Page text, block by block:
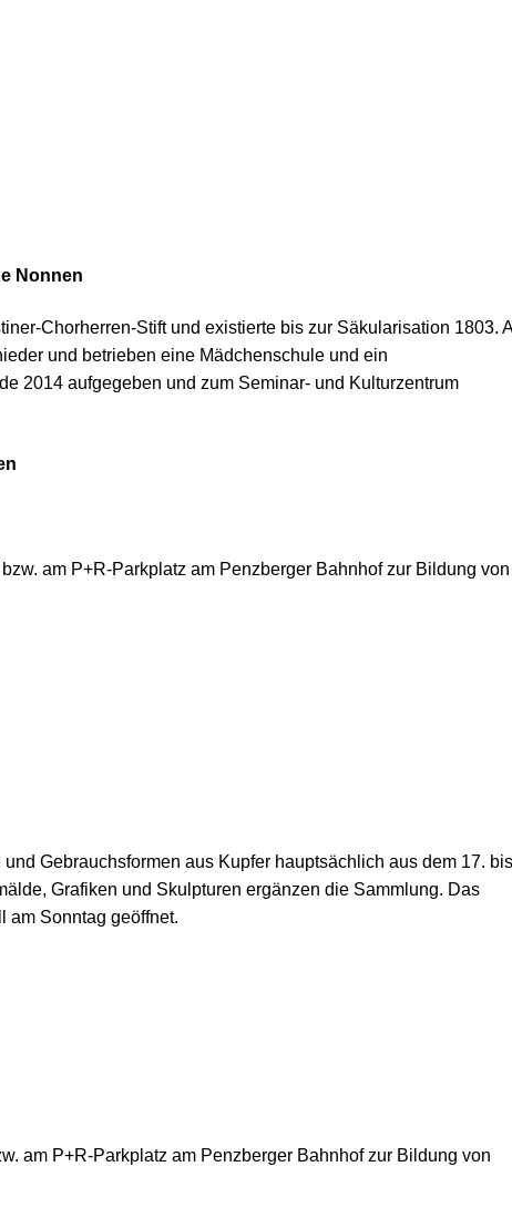
Nonnen
Chorherren-Stift und existierte bis zur Säkularisation 1803.
und betrieben eine Mädchenschule und ein
2014 aufgegeben und zum Seminar- und Kulturzentrum
am P+R-Parkplatz am Penzberger Bahnhof zur Bildung von
Gebrauchsformen aus Kupfer hauptsächlich aus dem 17. bis
Grafiken und Skulpturen ergänzen die Sammlung. Das
am Sonntag geöffnet.
am P+R-Parkplatz am Penzberger Bahnhof zur Bildung von